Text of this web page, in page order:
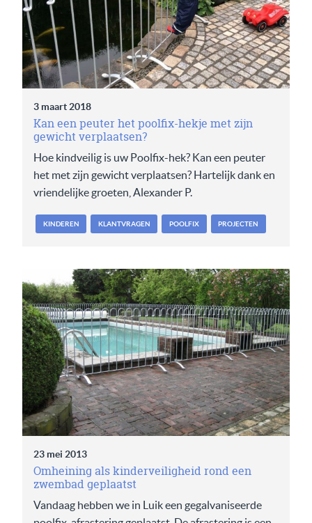
3 maart 2018
Kan een peuter het poolfix-hekje met zijn
gewicht verplaatsen?
Hoe kindveilig is uw Poolfix-hek? Kan een peuter
het met zijn gewicht verplaatsen? Hartelijk dank en
vriendelijke groeten, Alexander P.
KINDEREN KLANTVRAGEN POOLFIX PROJECTEN
23 mei 2013
Omheining als kinderveiligheid rond een
zwembad geplaatst
Vandaag hebben we in Luik een gegalvaniseerde